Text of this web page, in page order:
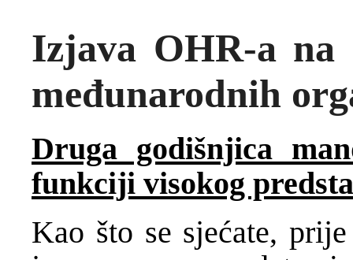
Izjava OHR-a na
međunarodnih
Druga godišnjica
funkciji visokog
Kao što se sjećate,